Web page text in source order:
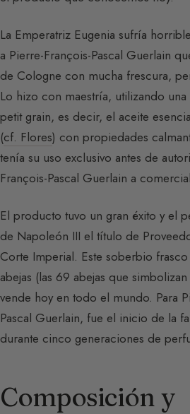
La Emperatriz Eugenia sufría
a Pierre-François-Pascal Guerlain
de Cologne con mucha frescura,
Lo hizo con maestría, utilizando
petit grain, es decir, el aceite
(cf. Flores) con propiedades
tenía su uso exclusivo antes de
François-Pascal Guerlain a
El producto tuvo un gran éxito y el
de Napoleón III el título de
Corte Imperial. Este soberbio
abejas (las 69 abejas que
vende hoy en todo el mundo. Para
Pascal Guerlain, fue el inicio de la
durante cinco generaciones de
Composición y